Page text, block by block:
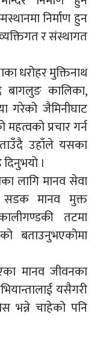
निर्माण हुन
र संस्थागत
धरोहर मुक्तिनाथ
बागलुङ कालिका,
गरेको जैमिनीघाट
महत्वको प्रचार गर्न
उहाँले यसका
।
लागि मानव सेवा
सडक मानव मुक्त
तटमा
बताउनुभएकोमा
मानव जीवनका
यसैगरी
भन्ने चाहेको पनि